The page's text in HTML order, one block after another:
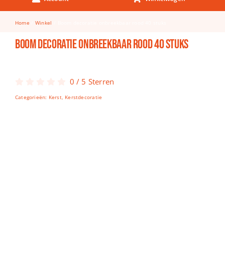
Keuken & Tafelen
Kinderfietsen
Knutselen
Spellen
Home Winkel
Boom decoratie onbreekbaar rood 40 stuks
0 / 5 Sterren
Categorieën: Kerst, Kerstdecoratie